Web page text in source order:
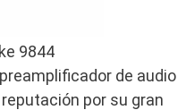
9844
de audio
por su gran